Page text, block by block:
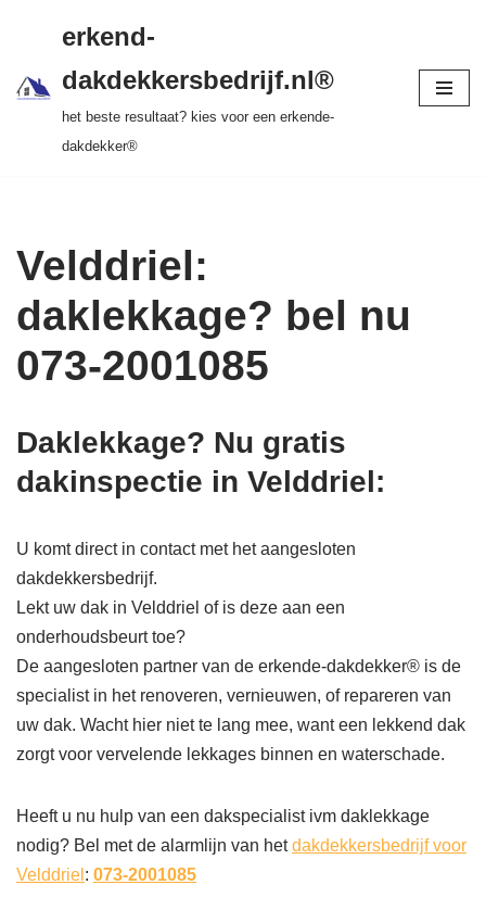
naar
inhoud
tot 20 jr garantie > SKEV erkend
erkend-
dakdekkersbedrijf.nl®
het beste resultaat? kies voor een erkende-
dakdekker®
Velddriel:
daklekkage? bel nu
073-2001085
Daklekkage? Nu gratis
dakinspectie in Velddriel:
U komt direct in contact met het aangesloten
dakdekkersbedrijf.
Lekt uw dak in Velddriel of is deze aan een
onderhoudsbeurt toe?
De aangesloten partner van de erkende-dakdekker® is de
specialist in het renoveren, vernieuwen, of repareren van
uw dak. Wacht hier niet te lang mee, want een lekkend dak
zorgt voor vervelende lekkages binnen en waterschade.
Heeft u nu hulp van een dakspecialist ivm daklekkage
nodig? Bel met de alarmlijn van hetdakdekkersbedrijf voor
Velddriel : 073-2001085